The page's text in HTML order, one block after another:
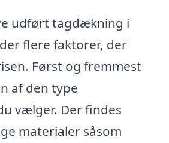
udført tagdækning i
flere faktorer, der
Først og fremmest
af den type
vælger. Der findes
materialer såsom